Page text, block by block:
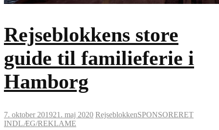
Rejseblokkens store
guide til familieferie i
Hamborg
7. oktober 201921. maj 2020 RejseblokkenSPONSORERET
INDLÆG/REKLAME